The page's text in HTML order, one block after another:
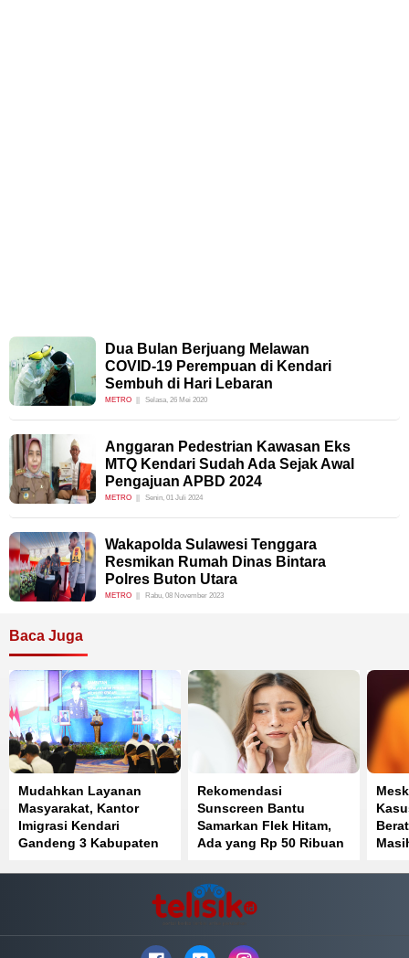
Dua Bulan Berjuang Melawan
COVID-19 Perempuan di Kendari
Sembuh di Hari Lebaran
METRO Selasa, 26 Mei 2020
Anggaran Pedestrian Kawasan Eks
MTQ Kendari Sudah Ada Sejak Awal
Pengajuan APBD 2024
METRO Senin, 01 Juli 2024
Wakapolda Sulawesi Tenggara
Resmikan Rumah Dinas Bintara
Polres Buton Utara
METRO Rabu, 08 November 2023
Baca Juga
Mudahkan Layanan
Masyarakat, Kantor
Imigrasi Kendari
Gandeng 3 Kabupaten
Rekomendasi
Sunscreen Bantu
Samarkan Flek Hitam,
Ada yang Rp 50 Ribuan